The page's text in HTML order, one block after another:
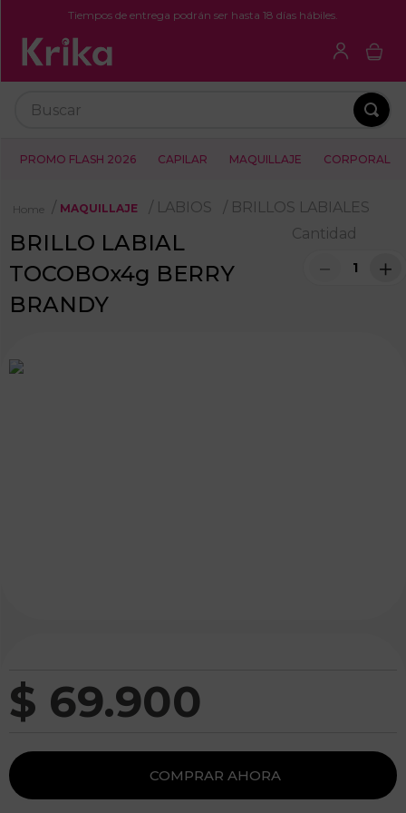
Tiempos de entrega podrán ser hasta 18 días hábiles.
PROMO FLASH 2026 CAPILAR MAQUILLAJE CORPORAL
MAQUILLAJE LABIOS BRILLOS LABIALES
BRILLO LABIAL
TOCOBOx4g BERRY
BRANDY
Cantidad
＋
－
$ 69.900